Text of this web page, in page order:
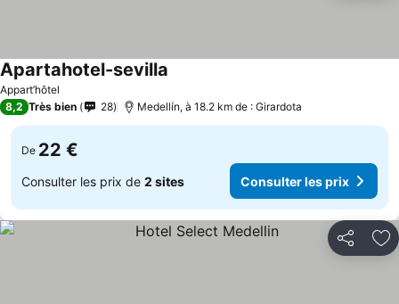
Appart’hôtel
Apartahotel-sevilla
8,2 Très bien 28 Medellín, à 18.2 km de : Girardota
De 22 €
Consulter les prix de 2 sites Consulter les prix
Partager